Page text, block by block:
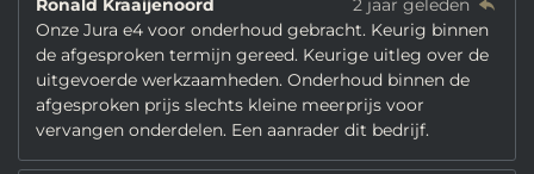
Ronald Kraaijenoord
2 jaar geleden
Onze Jura e4 voor onderhoud gebracht. Keurig binnen
de afgesproken termijn gereed. Keurige uitleg over de
uitgevoerde werkzaamheden. Onderhoud binnen de
afgesproken prijs slechts kleine meerprijs voor
vervangen onderdelen. Een aanrader dit bedrijf.